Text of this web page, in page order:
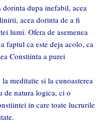
dorinta dupa inefabil, acea
acea dorinta de a fi
lumi. Ofera de asemenea
faptul ca este deja acolo, ca
Constiinta a purei
meditatie si la cunoasterea
de natura logica, ci o
in care toate lucrurile